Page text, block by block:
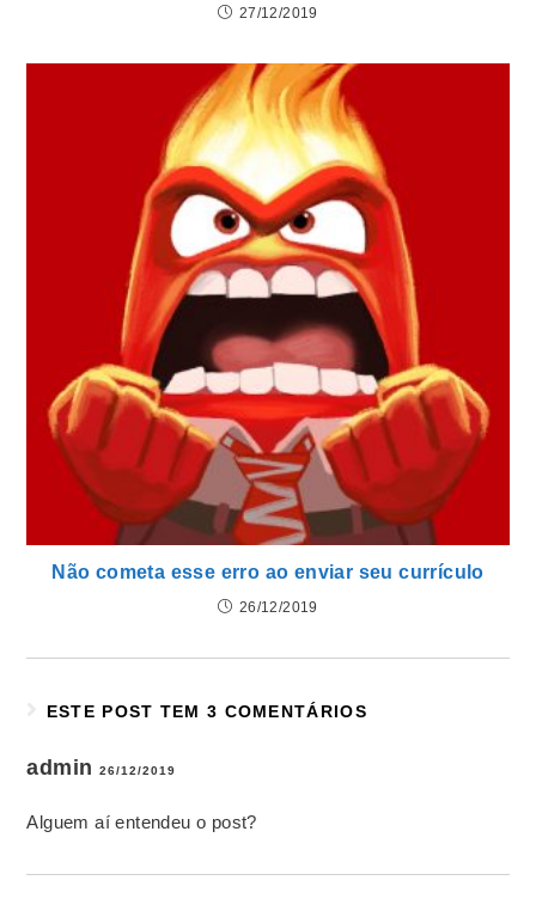
27/12/2019
Não cometa esse erro ao enviar seu currículo
26/12/2019
ESTE POST TEM 3 COMENTÁRIOS
admin 26/12/2019
Alguem aí entendeu o post?